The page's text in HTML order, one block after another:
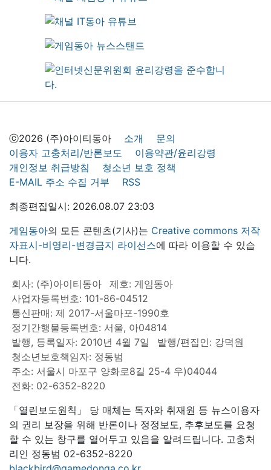
ⓒ2026 (주)아이티동아 소개
문의
이용자 고충처리/반론보도
이용약관/윤리강령
개인정보 취급방침
청소년 보호 정책
E-MAIL 주소 수집 거부
RSS
최종편집일시: 2026.08.07 23:03
게임동아의 모든 콘텐츠(기사)는 Creative commons 저작
자표시-비영리-변경금지 라이선스에 따라 이용할 수 있습
니다.
회사: (주)아이티동아
제호: 게임동아
사업자등록번호: 101-86-04512
통신판매: 제 2017-서울마포-1990호
정기간행물등록번호: 서울, 아04814
발행, 등록일자: 2010년 4월 7일
발행/편집인: 강덕원
청소년보호책임자: 정동범
주소: 서울시 마포구 양화로8길 25-4 우)04044
전화: 02-6352-8220
「열린보도원칙」 당 매체는 독자와 취재원 등 뉴스이용자
의 권리 보장을 위해 반론이나 정정보도, 추후보도를 요청
할 수 있는 창구를 열어두고 있음을 알려드립니다. 고충처
리인 정동범 02-6352-8220